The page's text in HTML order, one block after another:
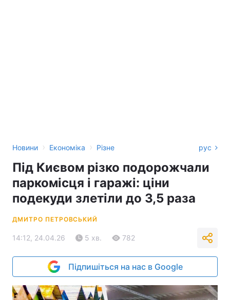
Новини › Економіка › Різне рус
Під Києвом різко подорожчали
паркомісця і гаражі: ціни
подекуди злетіли до 3,5 раза
ДМИТРО ПЕТРОВСЬКИЙ
14:12, 24.04.26 5 хв. 782
Підпишіться на нас в Google